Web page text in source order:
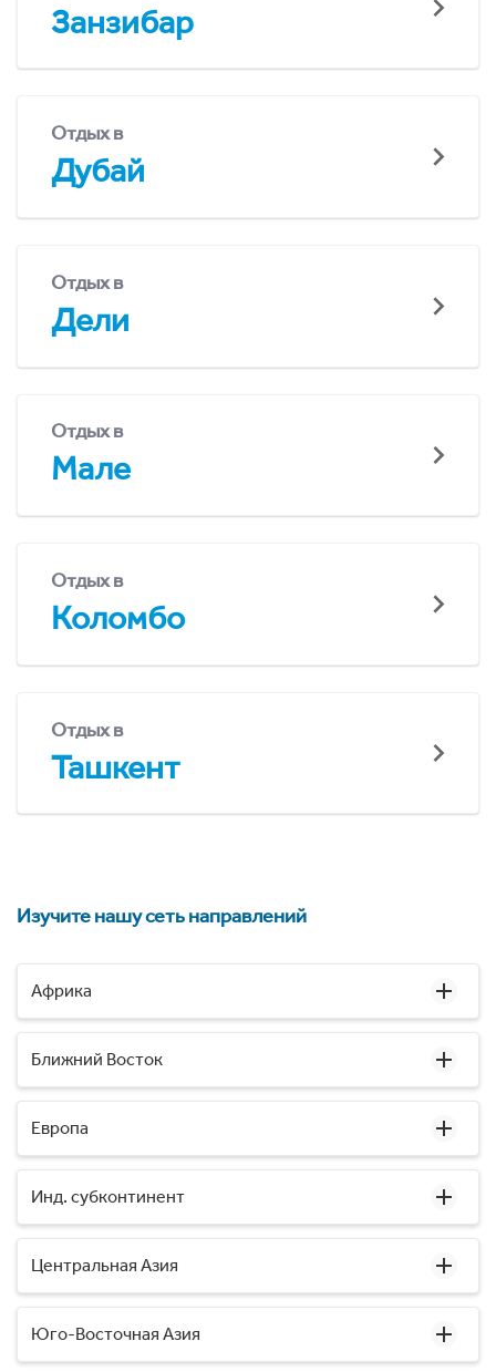
Занзибар
Отдых в
Дубай
Отдых в
Дели
Отдых в
Мале
Отдых в
Коломбо
Отдых в
Ташкент
Изучите нашу сеть направлений
Африка
Ближний Восток
Европа
Инд. субконтинент
Центральная Азия
Юго-Восточная Азия